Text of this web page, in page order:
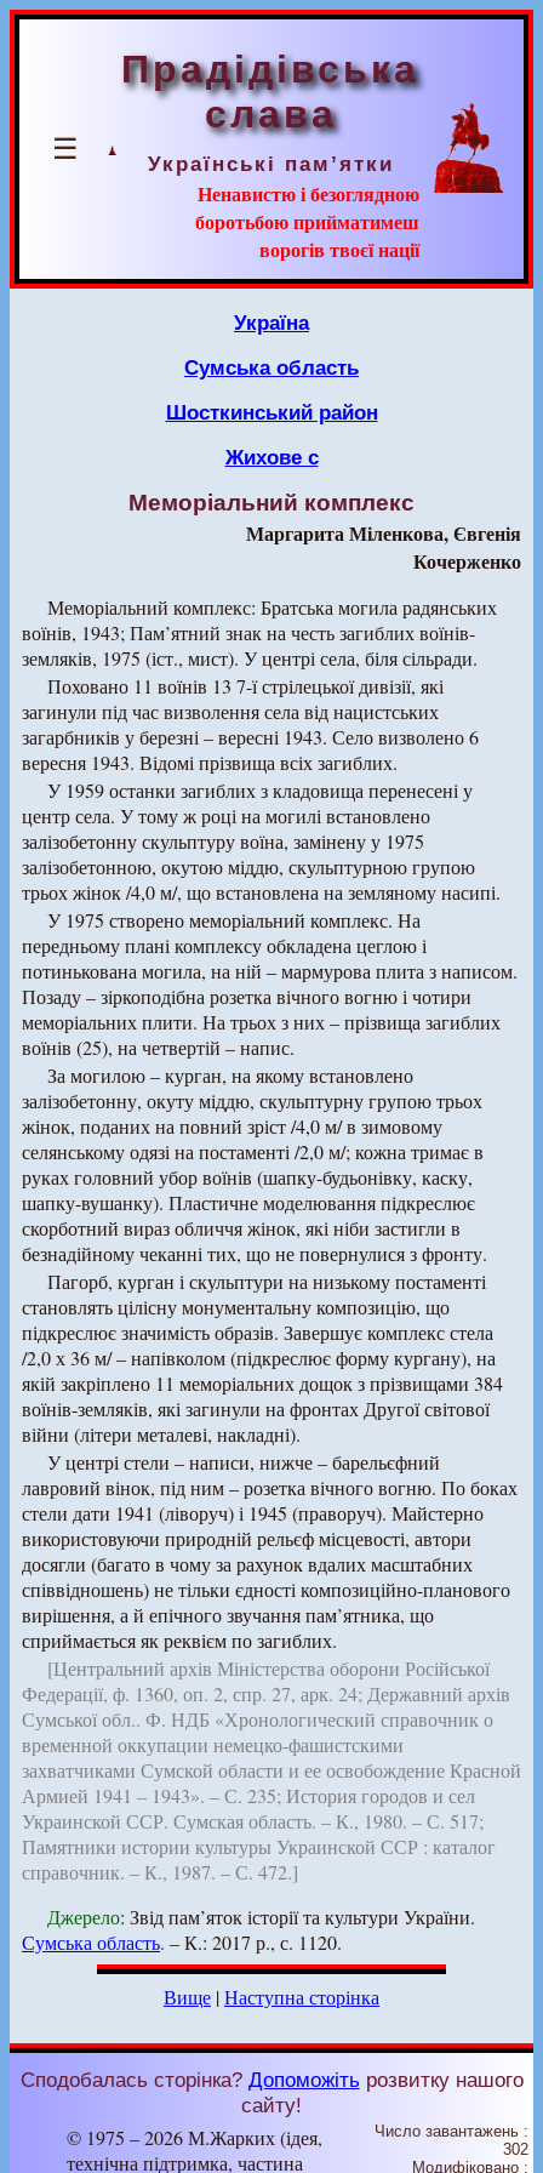
☰
Прадідівська
слава
Українські пам’ятки
Ненавистю і безоглядною
боротьбою прийматимеш
ворогів твоєї нації
Україна
Сумська область
Шосткинський район
Жихове с
Меморіальний комплекс
Маргарита Міленкова, Євгенія
Кочерженко
Меморіальний комплекс: Братська могила радянських
воїнів, 1943; Пам’ятний знак на честь загиблих воїнів-
земляків, 1975 (іст., мист). У центрі села, біля сільради.
Поховано 11 воїнів 13 7-ї стрілецької дивізії, які
загинули під час визволення села від нацистських
загарбників у березні – вересні 1943. Село визволено 6
вересня 1943. Відомі прізвища всіх загиблих.
У 1959 останки загиблих з кладовища перенесені у
центр села. У тому ж році на могилі встановлено
залізобетонну скульптуру воїна, замінену у 1975
залізобетонною, окутою міддю, скульптурною групою
трьох жінок /4,0 м/, що встановлена на земляному насипі.
У 1975 створено меморіальний комплекс. На
передньому плані комплексу обкладена цеглою і
потинькована могила, на ній – мармурова плита з написом.
Позаду – зіркоподібна розетка вічного вогню і чотири
меморіальних плити. На трьох з них – прізвища загиблих
воїнів (25), на четвертій – напис.
За могилою – курган, на якому встановлено
залізобетонну, окуту міддю, скульптурну групою трьох
жінок, поданих на повний зріст /4,0 м/ в зимовому
селянському одязі на постаменті /2,0 м/; кожна тримає в
руках головний убор воїнів (шапку-будьонівку, каску,
шапку-вушанку). Пластичне моделювання підкреслює
скорботний вираз обличчя жінок, які ніби застигли в
безнадійному чеканні тих, що не повернулися з фронту.
Пагорб, курган і скульптури на низькому постаменті
становлять цілісну монументальну композицію, що
підкреслює значимість образів. Завершує комплекс стела
/2,0 х 36 м/ – напівколом (підкреслює форму кургану), на
якій закріплено 11 меморіальних дощок з прізвищами 384
воїнів-земляків, які загинули на фронтах Другої світової
війни (літери металеві, накладні).
У центрі стели – написи, нижче – барельєфний
лавровий вінок, під ним – розетка вічного вогню. По боках
стели дати 1941 (ліворуч) і 1945 (праворуч). Майстерно
використовуючи природній рельєф місцевості, автори
досягли (багато в чому за рахунок вдалих масштабних
співвідношень) не тільки єдності композиційно-планового
вирішення, а й епічного звучання пам’ятника, що
сприймається як реквієм по загиблих.
[Центральний архів Міністерства оборони Російської
Федерації, ф. 1360, оп. 2, спр. 27, арк. 24; Державний архів
Сумської обл.. Ф. НДБ «Хронологический справочник о
временной оккупации немецко-фашистскими
захватчиками Сумской области и ее освобождение Красной
Армией 1941 – 1943». – С. 235; История городов и сел
Украинской ССР. Сумская область. – К., 1980. – С. 517;
Памятники истории культуры Украинской ССР : каталог
справочник. – К., 1987. – С. 472.]
Джерело: Звід пам’яток історії та культури України.
Сумська область. – К.: 2017 р., с. 1120.
Вище |Наступна сторінка
Сподобалась сторінка? Допоможітьрозвитку нашого
сайту!
© 1975 – 2026 М.Жарких (ідея,
технічна підтримка, частина
Число завантажень :
302
Модифіковано :